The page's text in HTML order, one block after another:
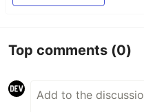
Top comments (0)